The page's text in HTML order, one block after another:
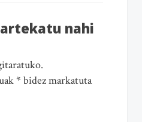
nahi
* bidez markatuta